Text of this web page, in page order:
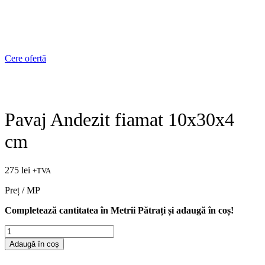
Cere ofertă
Pavaj Andezit fiamat 10x30x4
cm
275 lei +TVA
Preț / MP
Completează cantitatea în Metrii Pătrați și adaugă în coș!
Cantitate
Pavaj
Andezit
Adaugă în coș